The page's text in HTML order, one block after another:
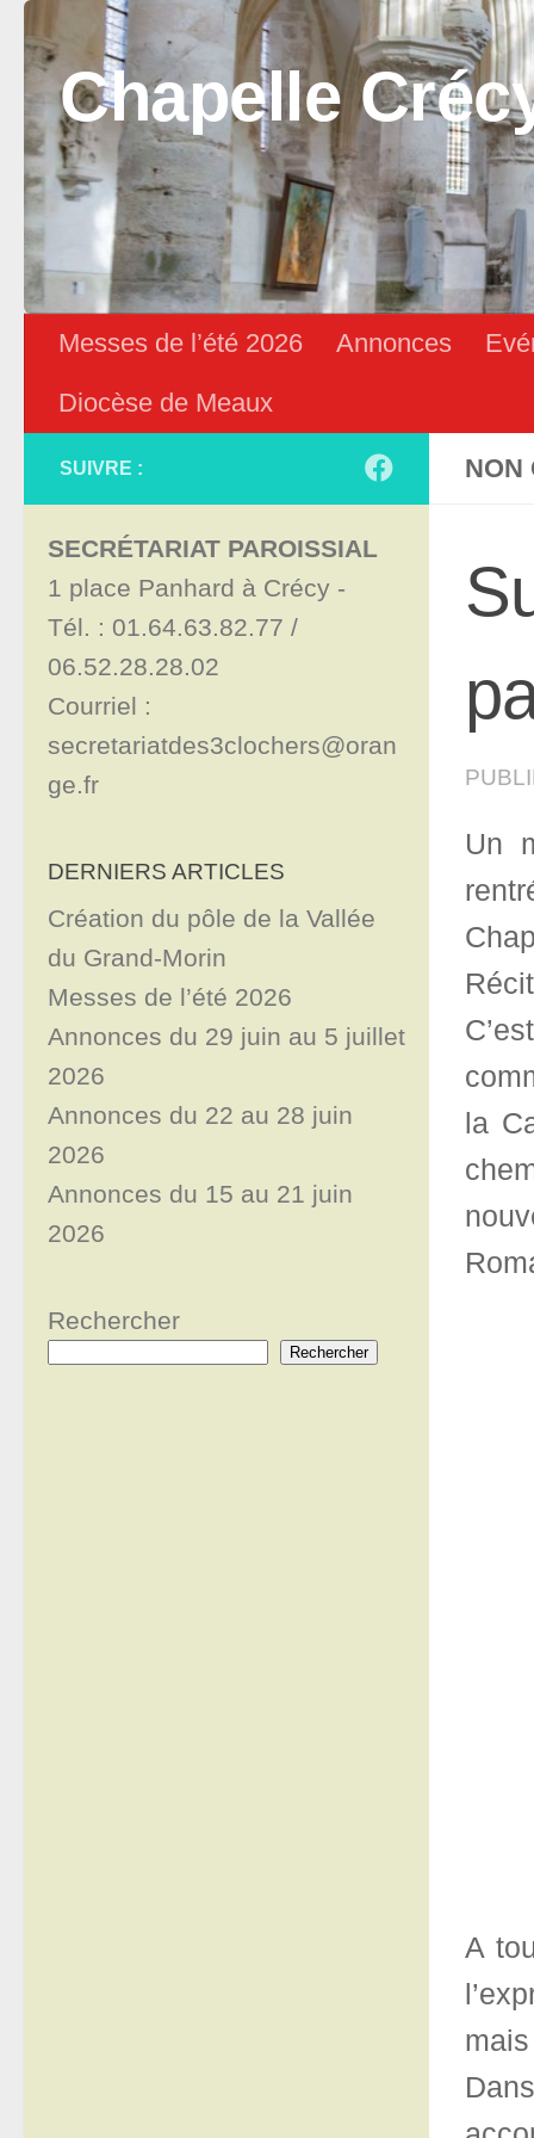
Skip to content
Chapelle
Messes de l’été 2026 Annonces
Diocèse de Meaux
NON
Un
la
A
SUIVRE :
SECRÉTARIAT PAROISSIAL
1 place Panhard à Crécy -
Tél. : 01.64.63.82.77 /
06.52.28.28.02
Courriel :
secretariatdes3clochers@oran
ge.fr
DERNIERS ARTICLES
Création du pôle de la Vallée
du Grand-Morin
Messes de l’été 2026
Annonces du 29 juin au 5 juillet
2026
Annonces du 22 au 28 juin
2026
Annonces du 15 au 21 juin
2026
Rechercher
Rechercher